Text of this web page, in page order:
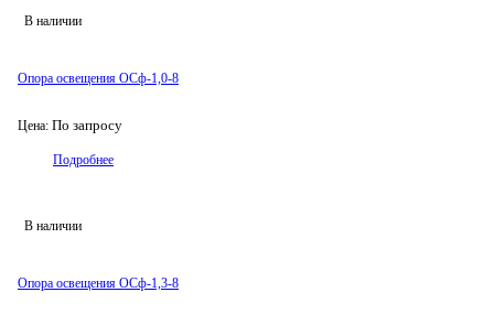
В наличии
Опора освещения ОСф-1,0-8
Цена: По запросу
Подробнее
В наличии
Опора освещения ОСф-1,3-8